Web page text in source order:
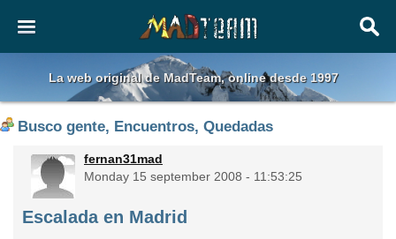
La web original de MadTeam, online desde 1997
Busco gente, Encuentros, Quedadas
fernan31mad
Monday 15 september 2008 - 11:53:25
Escalada en Madrid